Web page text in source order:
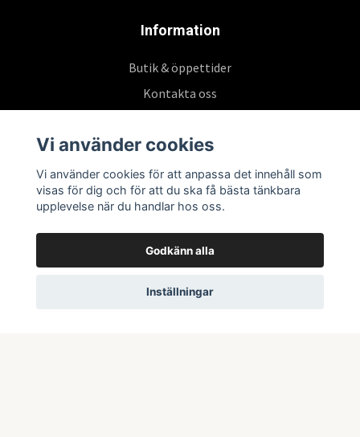
Information
Butik & öppettider
Kontakta oss
Prenumerera på vårt nyhetsbrev
Vi använder cookies
Vi använder cookies för att anpassa det innehåll som
visas för dig och för att du ska få bästa tänkbara
upplevelse när du handlar hos oss.
Godkänn alla
Inställningar